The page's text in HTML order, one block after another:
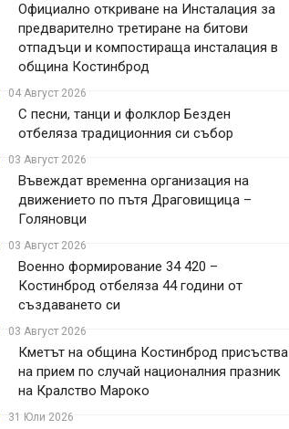
Официално откриване на Инсталация за
предварително третиране на битови
отпадъци и компостираща инсталация в
община Костинброд
04 Август 2026
С песни, танци и фолклор Безден
отбеляза традиционния си събор
03 Август 2026
Въвеждат временна организация на
движението по пътя Драговищица –
Голяновци
03 Август 2026
Военно формирование 34 420 –
Костинброд отбеляза 44 години от
създаването си
03 Август 2026
Кметът на община Костинброд присъства
на прием по случай националния празник
на Кралство Мароко
31 Юли 2026